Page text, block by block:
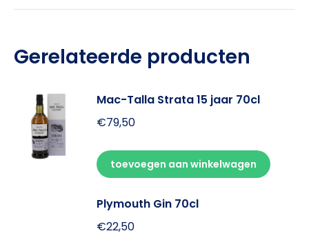
Gerelateerde producten
Mac-Talla Strata 15 jaar 70cl
€79,50
toevoegen aan winkelwagen
Plymouth Gin 70cl
€22,50